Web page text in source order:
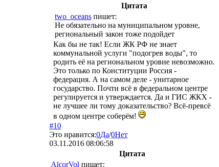
Цитата
two_oceans пишет:
Не обязательно на муниципальном уровне,
региональный закон тоже подойдет
Как бы не так! Если ЖК РФ не знает
коммунальной услуги "подогрев воды", то
родить её на региональном уровне невозможно.
Это только по Конституции Россия -
федерация. А на самом деле - унитарное
государство. Почти всё в федеральном центре
регулируется и утверждается. Да и ГИС ЖКХ -
не лучшее ли тому доказательство? Всё-превсё
в одном центре соберём!
#10
Это нравится:0Да/0Нет
03.11.2016 08:06:58
Цитата
AlcorVol пишет: